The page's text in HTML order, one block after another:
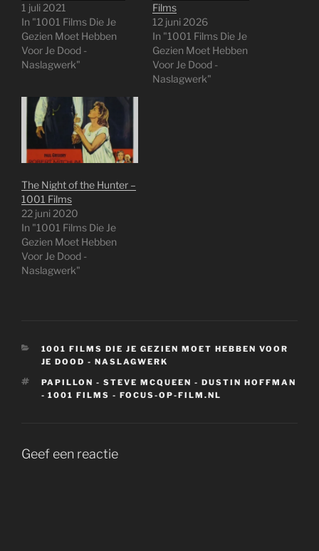
1 juli 2021
In "1001 Films Die Je
Gezien Moet Hebben
Voor Je Dood -
Naslagwerk"
Films
12 juni 2026
In "1001 Films Die Je
Gezien Moet Hebben
Voor Je Dood -
Naslagwerk"
The Night of the Hunter –
1001 Films
22 juni 2020
In "1001 Films Die Je
Gezien Moet Hebben
Voor Je Dood -
Naslagwerk"
CATEGORIEËN
1001 FILMS DIE JE GEZIEN MOET HEBBEN VOOR
JE DOOD - NASLAGWERK
TAGS
PAPILLON - STEVE MCQUEEN - DUSTIN HOFFMAN
- 1001 FILMS - FOCUS-OP-FILM.NL
Geef een reactie